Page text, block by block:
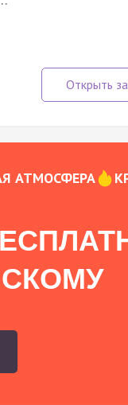
АТМОСФЕРА